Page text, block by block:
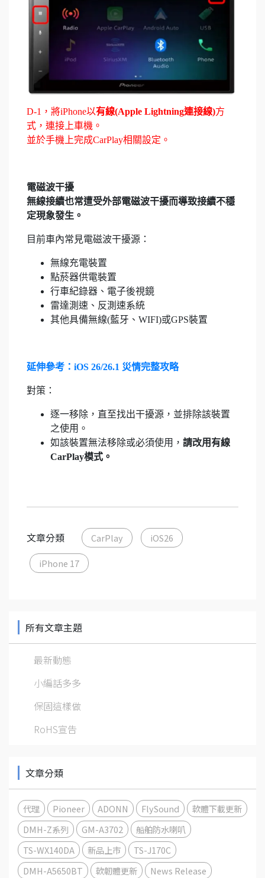
D-1，將iPhone以有線(Apple Lightning連接線)方
式，連接上車機。
並於手機上完成CarPlay相關設定。
電磁波干擾
無線接續也常遭受外部電磁波干擾而導致接續不穩
定現象發生。
目前車內常見電磁波干擾源：
無線充電裝置
點菸器供電裝置
行車紀錄器、電子後視鏡
雷達測速、反測速系統
其他具備無線(藍牙、WIFI)或GPS裝置
延伸參考：iOS 26/26.1 災情完整攻略
對策：
逐一移除，直至找出干擾源，並排除該裝置
之使用。
如該裝置無法移除或必須使用， 請改用有線
CarPlay模式。
文章分類 CarPlay iOS26
iPhone 17
所有文章主題
最新動態
小編話多多
保固這樣做
RoHS宣告
文章分類
代理 Pioneer ADONN FlySound
軟體下載更新
DMH-Z系列
GM-A3702
船舶防水喇叭
TS-WX140DA
新品上市
TS-J170C
DMH-A5650BT
軟韌體更新
News Release